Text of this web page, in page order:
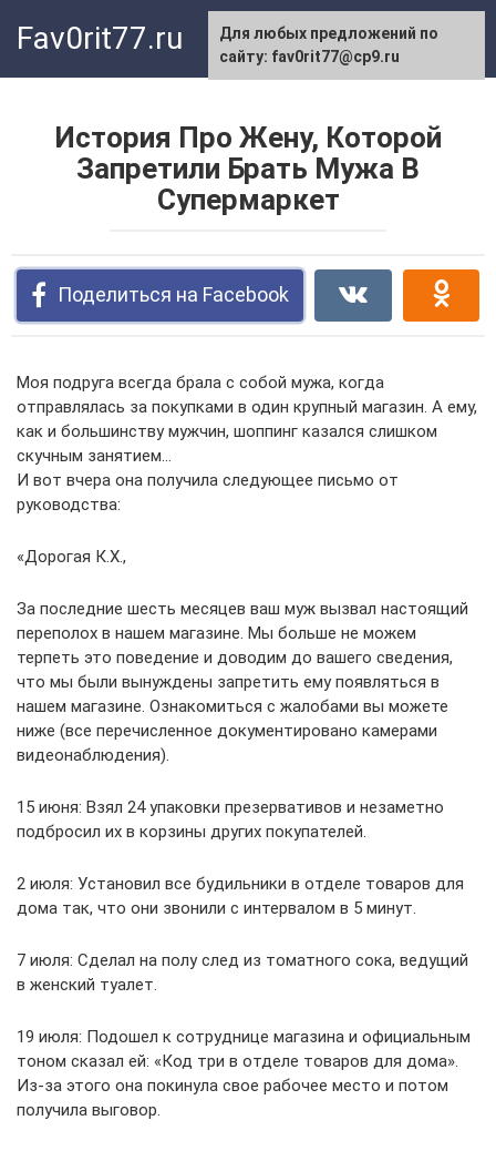
Fav0rit77.ru
История Про Жену, Которой
Запретили Брать Мужа В
Супермаркет
Поделиться на Facebook
Моя подруга всегда брала с собой мужа, когда
отправлялась за покупками в один крупный магазин. А ему,
как и большинству мужчин, шоппинг казался слишком
скучным занятием…
И вот вчера она получила следующее письмо от
руководства:
«Дорогая К.Х.,
За последние шесть месяцев ваш муж вызвал настоящий
переполох в нашем магазине. Мы больше не можем
терпеть это поведение и доводим до вашего сведения,
что мы были вынуждены запретить ему появляться в
нашем магазине. Ознакомиться с жалобами вы можете
ниже (все перечисленное документировано камерами
видеонаблюдения).
15 июня: Взял 24 упаковки презервативов и незаметно
подбросил их в корзины других покупателей.
2 июля: Установил все будильники в отделе товаров для
дома так, что они звонили с интервалом в 5 минут.
7 июля: Сделал на полу след из томатного сока, ведущий
в женский туалет.
19 июля: Подошел к сотруднице магазина и официальным
тоном сказал ей: «Код три в отделе товаров для дома».
Из-за этого она покинула свое рабочее место и потом
получила выговор.
Для любых предложений по
сайту: fav0rit77@cp9.ru